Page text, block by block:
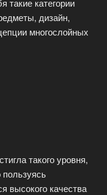
такие категории
дизайн,
многослойных
такого уровня,
пользуясь
высокого качества